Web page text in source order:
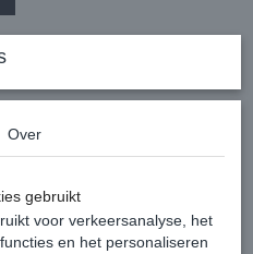
Punk Harness
het Spaanse designermerk
Over
gebruikt
voor verkeersanalyse, het
en het personaliseren